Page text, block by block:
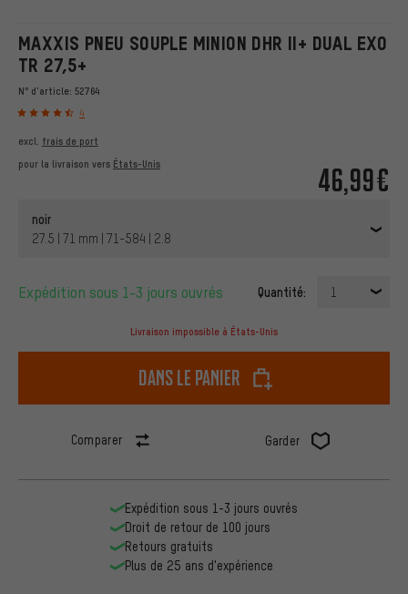
MAXXIS PNEU SOUPLE MINION DHR II+ DUAL EXO
TR 27,5+
N° d'article: 52764
4
46,99€
excl. frais de port
pour la livraison vers États-Unis
noir
27.5 | 71 mm | 71-584 | 2.8
Expédition sous 1-3 jours ouvrés Quantité: 1
Livraison impossible à États-Unis
dans le panier
Comparer Garder
Expédition sous 1-3 jours ouvrés
Droit de retour de 100 jours
Retours gratuits
Plus de 25 ans d'expérience